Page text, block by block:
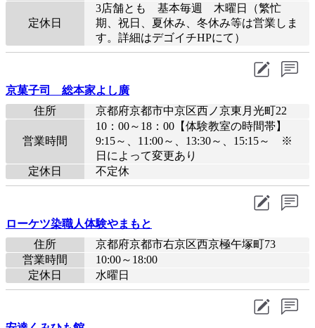
定休日
3店舗とも 基本毎週 木曜日（繁忙
期、祝日、夏休み、冬休み等は営業しま
す。詳細はデゴイチHPにて）
京菓子司 総本家よし廣
住所
京都府京都市中京区西ノ京東月光町22
営業時間
10：00～18：00【体験教室の時間帯】
9:15～、11:00～、13:30～、15:15～ ※
日によって変更あり
定休日
不定休
ローケツ染職人体験やまもと
住所
京都府京都市右京区西京極午塚町73
営業時間
10:00～18:00
定休日
水曜日